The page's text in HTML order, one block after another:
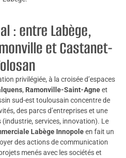
: entre Labège,
et Castanet-
privilégiée, à la croisée d’espaces
, Ramonville-Saint-Agneet
sud-est toulousain concentre de
des parcs d’entreprises et une
(industrie, services, innovation). Le
Labège Innopoleen fait un
des actions de communication
menés avec les sociétés et